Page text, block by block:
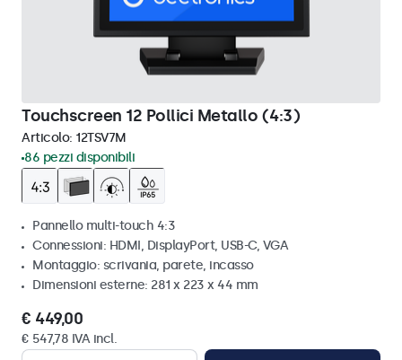
Touchscreen 12 Pollici Metallo (4:3)
Articolo: 12TSV7M
86 pezzi disponibili
Pannello multi-touch 4:3
Connessioni: HDMI, DisplayPort, USB-C, VGA
Montaggio: scrivania, parete, incasso
Dimensioni esterne: 281 x 223 x 44 mm
€ 449,00
€ 547,78 IVA incl.